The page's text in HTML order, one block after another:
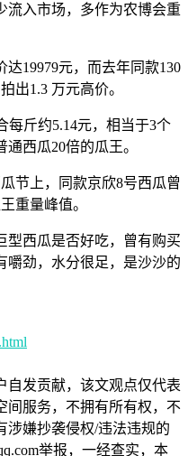
流入市场，多作为农博会重
19979元，而去年同款130
出1.3 万元高价。
每斤约5.14元，相当于3个
西瓜20倍的瓜王。
节上，同款京欣8号西瓜曾
重量峰值。
型西瓜是否好吃，曾有购买
嚼劲，水分很足，是沙沙的
自发贡献，该文观点仅代表
间服务，不拥有所有权，不
涉嫌抄袭侵权/违法违规的
举报，一经查实，本